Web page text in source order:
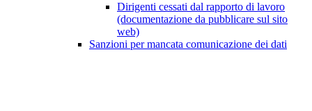
Dirigenti cessati dal rapporto di lavoro
(documentazione da pubblicare sul sito
web)
Sanzioni per mancata comunicazione dei dati